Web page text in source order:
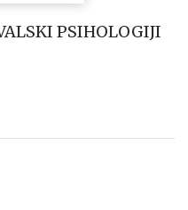
PSIHOLOGIJI